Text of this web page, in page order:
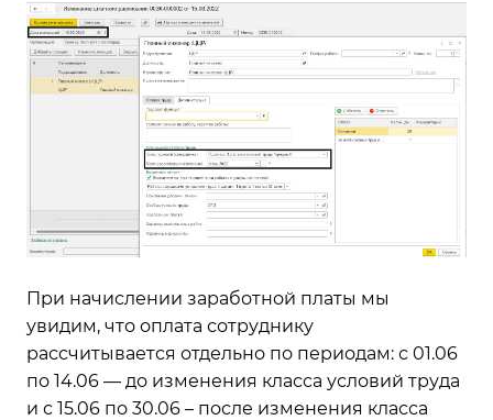
При начислении заработной платы мы
увидим, что оплата сотруднику
рассчитывается отдельно по периодам: с 01.06
по 14.06 — до изменения класса условий труда
и с 15.06 по 30.06 – после изменения класса